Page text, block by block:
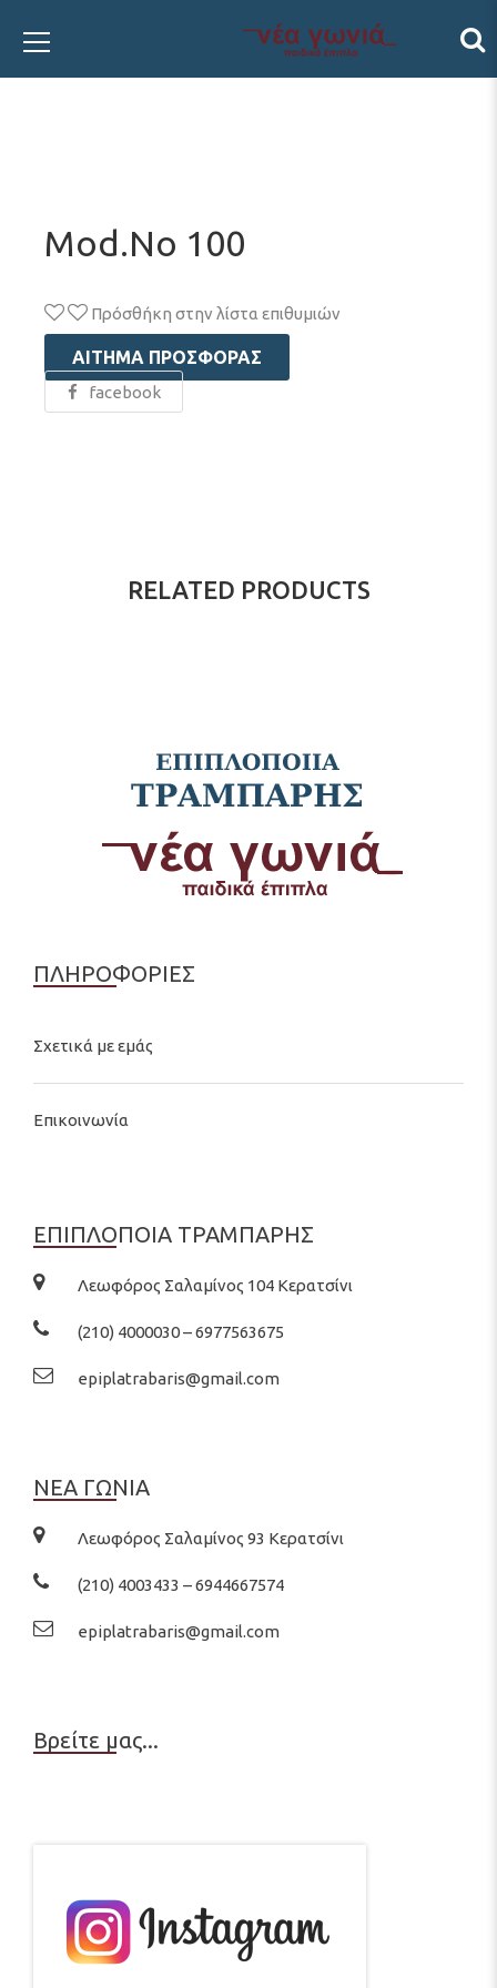
Mod.No 100
Πρόσθήκη στην λίστα επιθυμιών
ΑΊΤΗΜΑ ΠΡΟΣΦΟΡΆΣ
facebook
RELATED PRODUCTS
ΠΛΗΡΟΦΟΡΙΕΣ
Σχετικά με εμάς
Επικοινωνία
ΕΠΙΠΛΟΠΟΙΑ ΤΡΑΜΠΑΡΗΣ
Λεωφόρος Σαλαμίνος 104 Κερατσίνι
(210) 4000030 – 6977563675
epiplatrabaris@gmail.com
ΝΕΑ ΓΩΝΙΑ
Λεωφόρος Σαλαμίνος 93 Κερατσίνι
(210) 4003433 – 6944667574
epiplatrabaris@gmail.com
Βρείτε μας...